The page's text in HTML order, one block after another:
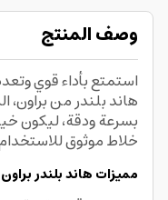
وصف المنتج
استمتع بأداء قوي
هاند بلندر من براون،
بسرعة ودقة، ليكون
خلاط موثوق
مميزات هاند بلندر براون MultiQuick 7